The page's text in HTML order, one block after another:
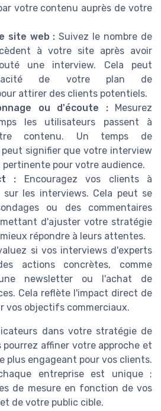
votre contenu auprès de votre
site web : Suivez le nombre de
à votre site après avoir
une interview. Cela peut
de votre plan de
attirer des clients potentiels.
ou d'écoute :Mesurez
les utilisateurs passent à
contenu. Un temps de
signifier que votre interview
pour votre audience.
: Encouragez vos clients à
les interviews. Cela peut se
ou des commentaires
d'ajuster votre stratégie
répondre à leurs attentes.
si vos interviews d'experts
actions concrètes, comme
newsletter ou l'achat de
Cela reflète l'impact direct de
vos objectifs commerciaux.
dans votre stratégie de
affiner votre approche et
plus engageant pour vos clients.
entreprise est unique ;
de mesure en fonction de vos
de votre public cible.